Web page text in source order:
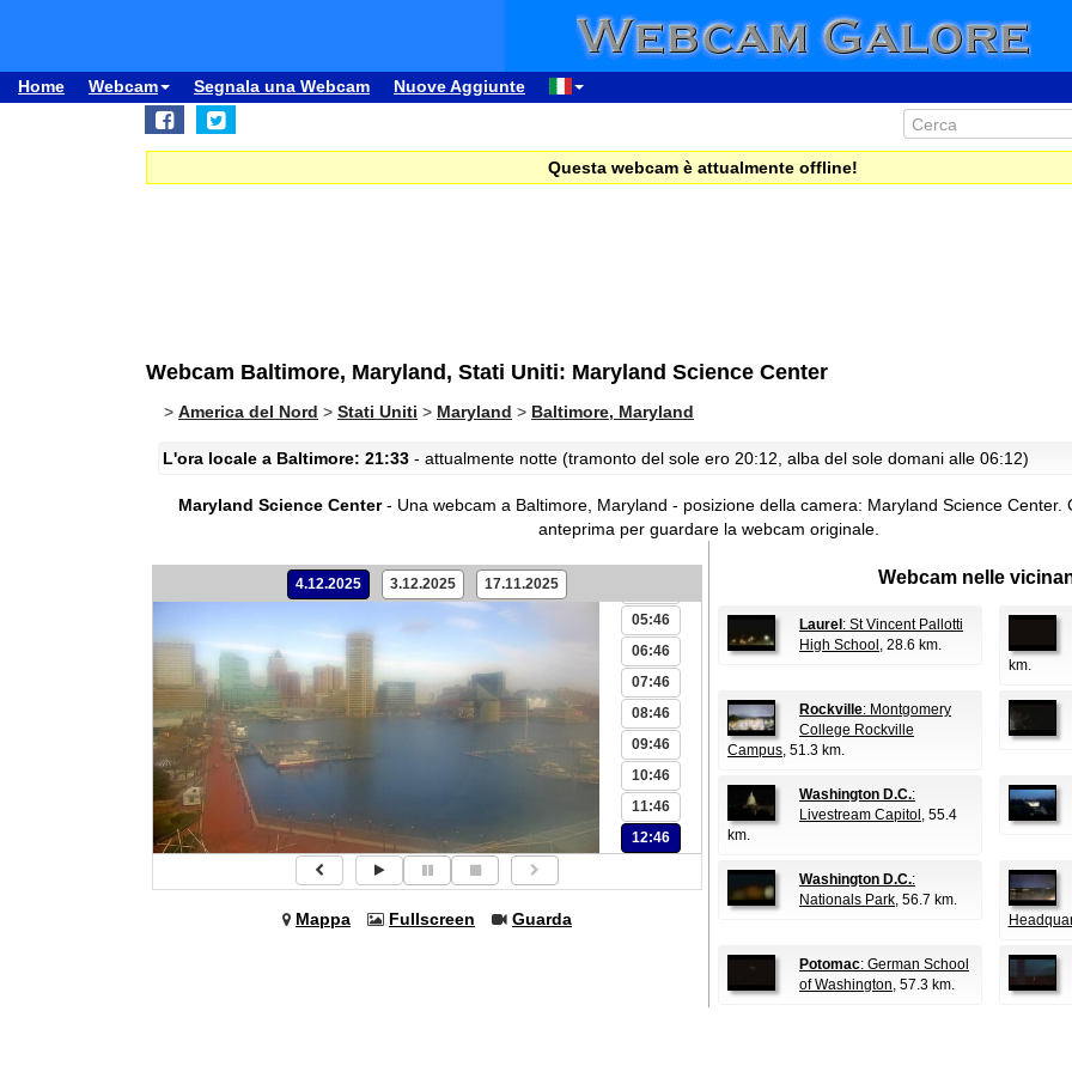
Home Webcam Segnala una Webcam Nuove Aggiunte
Questa webcam è attualmente offline!
Webcam Baltimore, Maryland, Stati Uniti: Maryland Science Center
> America del Nord > Stati Uniti > Maryland > Baltimore, Maryland
L'ora locale a Baltimore: 21:33 - attualmente notte (tramonto del sole ero 20:12, alba del sole domani alle 06:12)
Maryland Science Center- Una webcam a Baltimore, Maryland - posizione della camera: Maryland Science Center.
anteprima per guardare la webcam originale.
4.12.2025 3.12.2025 17.11.2025
00:46
01:46
02:46
05:46
06:46
07:46
08:46
09:46
10:46
11:46
12:46
Mappa Fullscreen Guarda
Webcam nelle
Laurel : St Vincent Pallotti
High School , 28.6 km.
km.
Rockville: Montgomery
College Rockville
Campus, 51.3 km.
Washington D.C.:
Livestream Capitol , 55.4
km.
Washington D.C.:
Nationals Park, 56.7 km.
Potomac: German School
of Washington, 57.3 km.